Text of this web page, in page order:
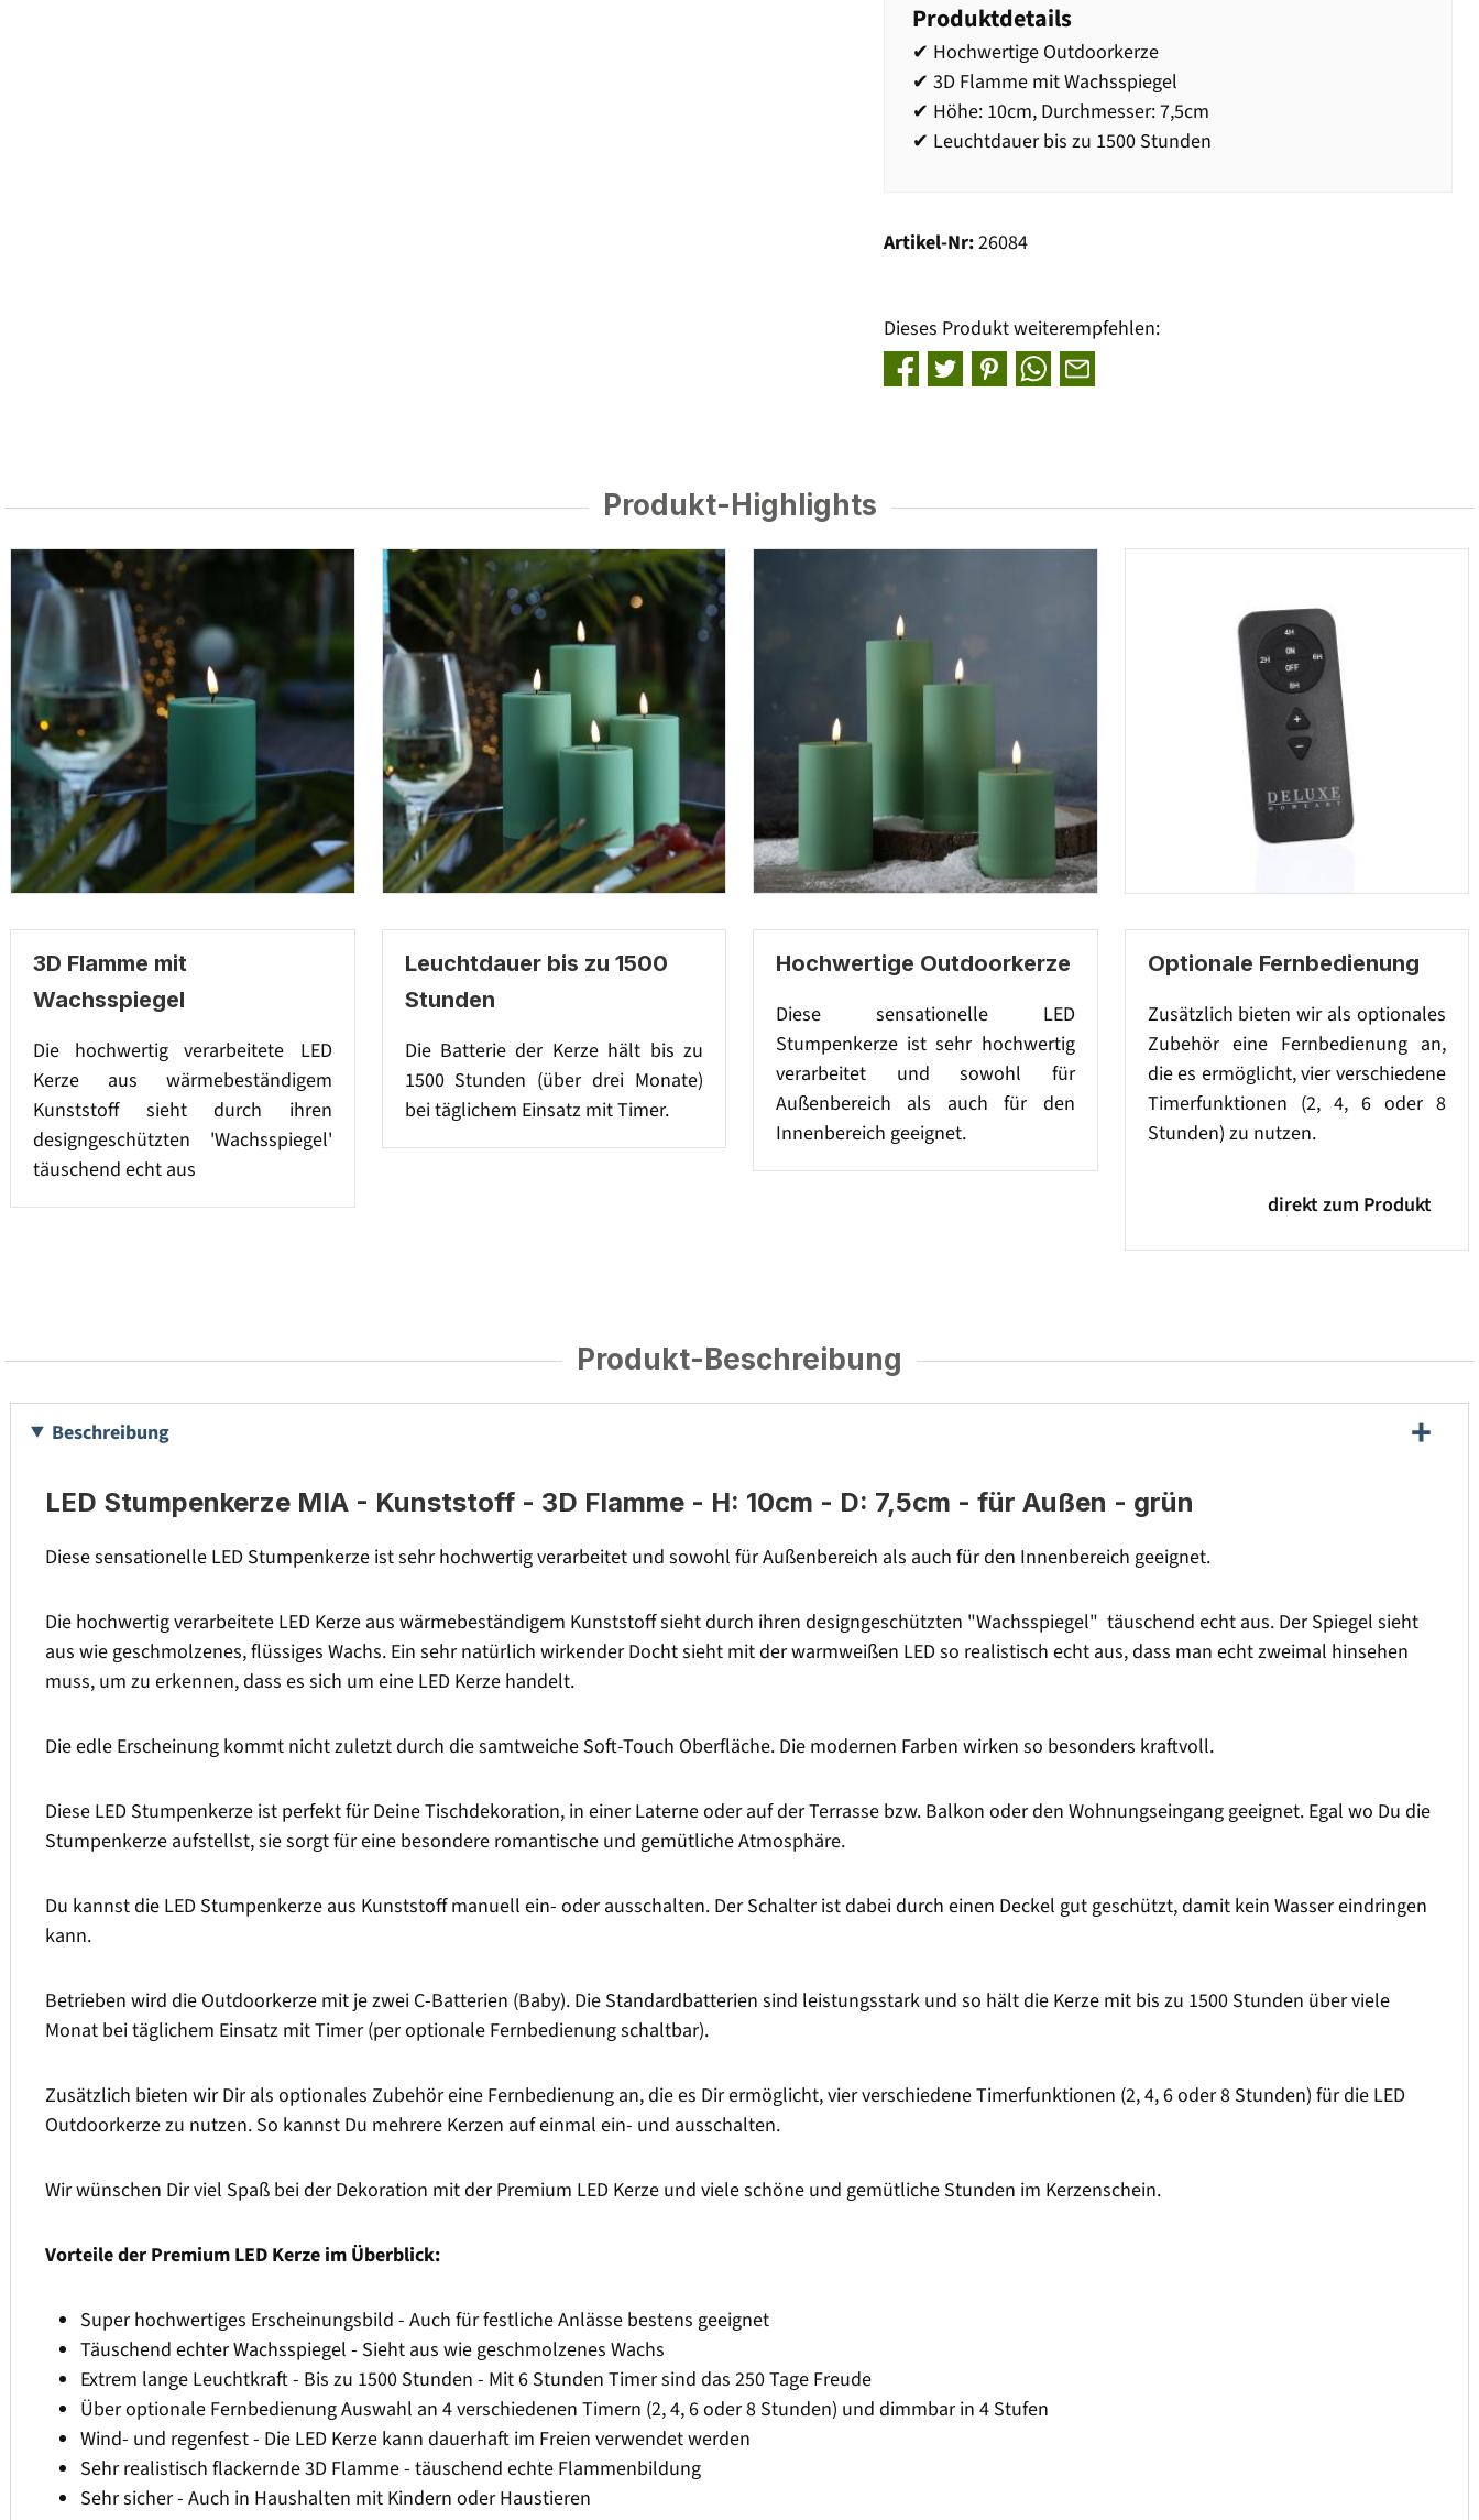
Produktdetails
✔ Hochwertige Outdoorkerze
✔ 3D Flamme mit Wachsspiegel
✔ Höhe: 10cm, Durchmesser: 7,5cm
✔ Leuchtdauer bis zu 1500 Stunden
Artikel-Nr:26084
Dieses Produkt weiterempfehlen:
Produkt-Highlights
3D Flamme mit
Wachsspiegel
Die hochwertig verarbeitete LED
Kerze aus wärmebeständigem
Kunststoff sieht durch ihren
designgeschützten 'Wachsspiegel'
täuschend echt aus
Leuchtdauer bis zu 1500
Stunden
Die Batterie der Kerze hält bis zu
1500 Stunden (über drei Monate)
bei täglichem Einsatz mit Timer.
Hochwertige Outdoorkerze
Diese sensationelle LED
Stumpenkerze ist sehr hochwertig
verarbeitet und sowohl für
Außenbereich als auch für den
Innenbereich geeignet.
Optionale Fernbedienung
Zusätzlich bieten wir als optionales
Zubehör eine Fernbedienung an,
die es ermöglicht, vier verschiedene
Timerfunktionen (2, 4, 6 oder 8
Stunden) zu nutzen.
direkt zum Produkt
Produkt-Beschreibung
Beschreibung
LED Stumpenkerze MIA - Kunststoff - 3D Flamme - H: 10cm - D: 7,5cm - für Außen - grün
Diese sensationelle LED Stumpenkerze ist sehr hochwertig verarbeitet und sowohl für Außenbereich als auch für den Innenbereich geeignet.
Die hochwertig verarbeitete LED Kerze aus wärmebeständigem Kunststoff sieht durch ihren designgeschützten "Wachsspiegel" täuschend echt aus. Der Spiegel sieht
aus wie geschmolzenes, flüssiges Wachs. Ein sehr natürlich wirkender Docht sieht mit der warmweißen LED so realistisch echt aus, dass man echt zweimal hinsehen
muss, um zu erkennen, dass es sich um eine LED Kerze handelt.
Die edle Erscheinung kommt nicht zuletzt durch die samtweiche Soft-Touch Oberfläche. Die modernen Farben wirken so besonders kraftvoll.
Diese LED Stumpenkerze ist perfekt für Deine Tischdekoration, in einer Laterne oder auf der Terrasse bzw. Balkon oder den Wohnungseingang geeignet. Egal wo Du die
Stumpenkerze aufstellst, sie sorgt für eine besondere romantische und gemütliche Atmosphäre.
Du kannst die LED Stumpenkerze aus Kunststoff manuell ein- oder ausschalten. Der Schalter ist dabei durch einen Deckel gut geschützt, damit kein Wasser eindringen
kann.
Betrieben wird die Outdoorkerze mit je zwei C-Batterien (Baby). Die Standardbatterien sind leistungsstark und so hält die Kerze mit bis zu 1500 Stunden über viele
Monat bei täglichem Einsatz mit Timer (per optionale Fernbedienung schaltbar).
Zusätzlich bieten wir Dir als optionales Zubehör eine Fernbedienung an, die es Dir ermöglicht, vier verschiedene Timerfunktionen (2, 4, 6 oder 8 Stunden) für die LED
Outdoorkerze zu nutzen. So kannst Du mehrere Kerzen auf einmal ein- und ausschalten.
Wir wünschen Dir viel Spaß bei der Dekoration mit der Premium LED Kerze und viele schöne und gemütliche Stunden im Kerzenschein.
Vorteile der Premium LED Kerze im Überblick:
Super hochwertiges Erscheinungsbild - Auch für festliche Anlässe bestens geeignet
Täuschend echter Wachsspiegel - Sieht aus wie geschmolzenes Wachs
Extrem lange Leuchtkraft - Bis zu 1500 Stunden - Mit 6 Stunden Timer sind das 250 Tage Freude
Über optionale Fernbedienung Auswahl an 4 verschiedenen Timern (2, 4, 6 oder 8 Stunden) und dimmbar in 4 Stufen
Wind- und regenfest - Die LED Kerze kann dauerhaft im Freien verwendet werden
Sehr realistisch flackernde 3D Flamme - täuschend echte Flammenbildung
Sehr sicher - Auch in Haushalten mit Kindern oder Haustieren